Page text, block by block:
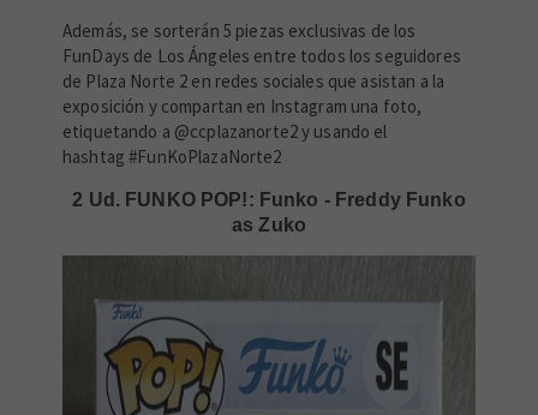
Además, se sorterán 5 piezas exclusivas de los
FunDays de Los Ángeles entre todos los seguidores
de Plaza Norte 2 en redes sociales que asistan a la
exposición y compartan en Instagram una foto,
etiquetando a @ccplazanorte2 y usando el
hashtag #FunKoPlazaNorte2
2 Ud. FUNKO POP!: Funko - Freddy Funko
as Zuko